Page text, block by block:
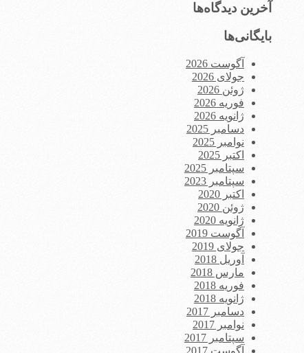
آخرین دیدگاه‌ها
بایگانی‌ها
آگوست 2026
جولای 2026
ژوئن 2026
فوریه 2026
ژانویه 2026
دسامبر 2025
نوامبر 2025
اکتبر 2025
سپتامبر 2025
سپتامبر 2023
اکتبر 2020
ژوئن 2020
ژانویه 2020
آگوست 2019
جولای 2019
آوریل 2018
مارس 2018
فوریه 2018
ژانویه 2018
دسامبر 2017
نوامبر 2017
سپتامبر 2017
آگوست 2017